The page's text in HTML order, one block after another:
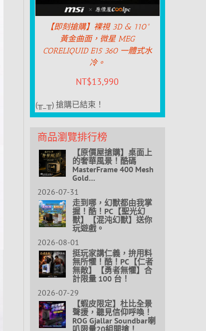
【即刻搶購】裸視 3D & 110°
黃金曲面，微星 MEG
CORELIQUID E15 360 一體式水
冷。
NT$13,990
(╥_╥) 搶購已結束！
商品瀏覽排行榜
【原價屋搶購】桌面上
的奢華風景！酷碼
MasterFrame 400 Mesh
Gold…
2026-07-31
走到哪，幻獸都由我掌
握！酷！PC【聖光幻
獸】【混沌幻獸】送你
玩遊戲。
2026-08-01
挺玩家講仁義，拚用料
無所懼！酷！PC【仁者
無敵】【勇者無懼】合
計限量 100 台！
2026-07-29
【蝦皮限定】杜比全景
聲援，聽見信仰呼喚！
ROG Gjallar Soundbar喇